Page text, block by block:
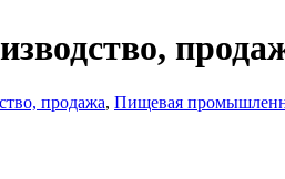
продажа, Пищевая